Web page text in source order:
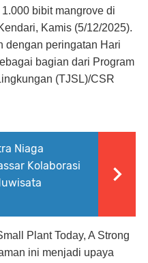
1.000 bibit mangrove di
Kamis (5/12/2025).
dengan peringatan Hari
bagian dari Program
(TJSL)/CSR
Niaga
Kolaborasi
Plant Today, A Strong
ini menjadi upaya